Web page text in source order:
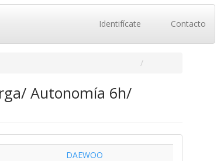
Identifícate Contacto
Autonomía 6h/
DAEWOO